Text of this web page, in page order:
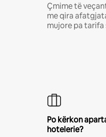
Çmime të
me qira
mujore pa tarifa
Po kërkon
hotelerie?